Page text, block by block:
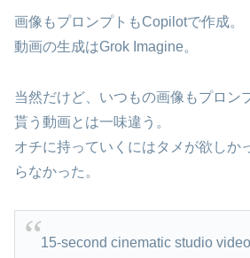
画像もプロンプトもCopilotで作成。
動画の生成はGrok Imagine。
当然だけど、いつもの画像もプロン
貰う動画とは一味違う。
オチに持っていくにはタメが欲しか
らなかった。
15-second cinematic studio